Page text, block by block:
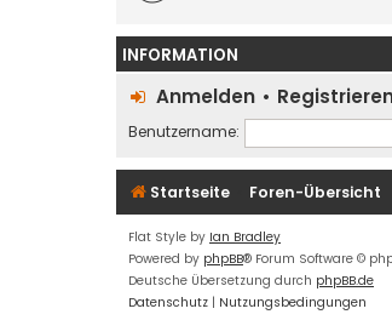
INFORMATION
Anmelden •
Benutzername:
Startseite Foren-Übersicht
Flat Style by Ian Bradley
Powered by phpBB® Forum Software ©
Deutsche Übersetzung durch phpBB.de
Datenschutz | Nutzungsbedingungen